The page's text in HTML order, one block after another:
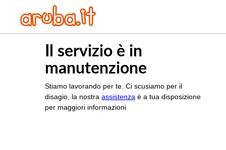
Il servizio è in
manutenzione
Stiamo lavorando per te. Ci scusiamo per il
disagio, la nostra assistenza è a tua disposizione
per maggiori informazioni